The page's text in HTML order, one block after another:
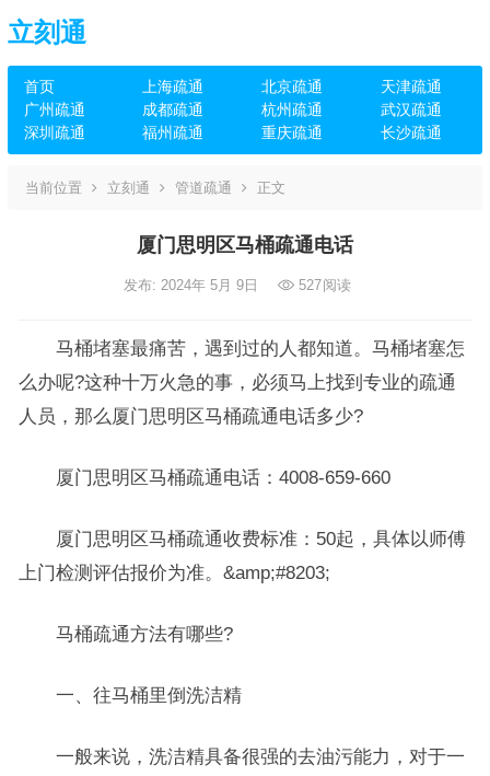
立刻通
首页 上海疏通 北京疏通
天津疏通
广州疏通
成都疏通 杭州疏通
武汉疏通
深圳疏通
福州疏通 重庆疏通 长沙疏通
当前位置 立刻通 管道疏通 正文
厦门思明区马桶疏通电话
发布: 2024年 5月 9日 527阅读
马桶堵塞最痛苦，遇到过的人都知道。马桶堵塞怎
么办呢?这种十万火急的事，必须马上找到专业的疏通
人员，那么厦门思明区马桶疏通电话多少?
厦门思明区马桶疏通电话：4008-659-660
厦门思明区马桶疏通收费标准：50起，具体以师傅
上门检测评估报价为准。&amp;#8203;
马桶疏通方法有哪些?
一、往马桶里倒洗洁精
一般来说，洗洁精具备很强的去油污能力，对于一